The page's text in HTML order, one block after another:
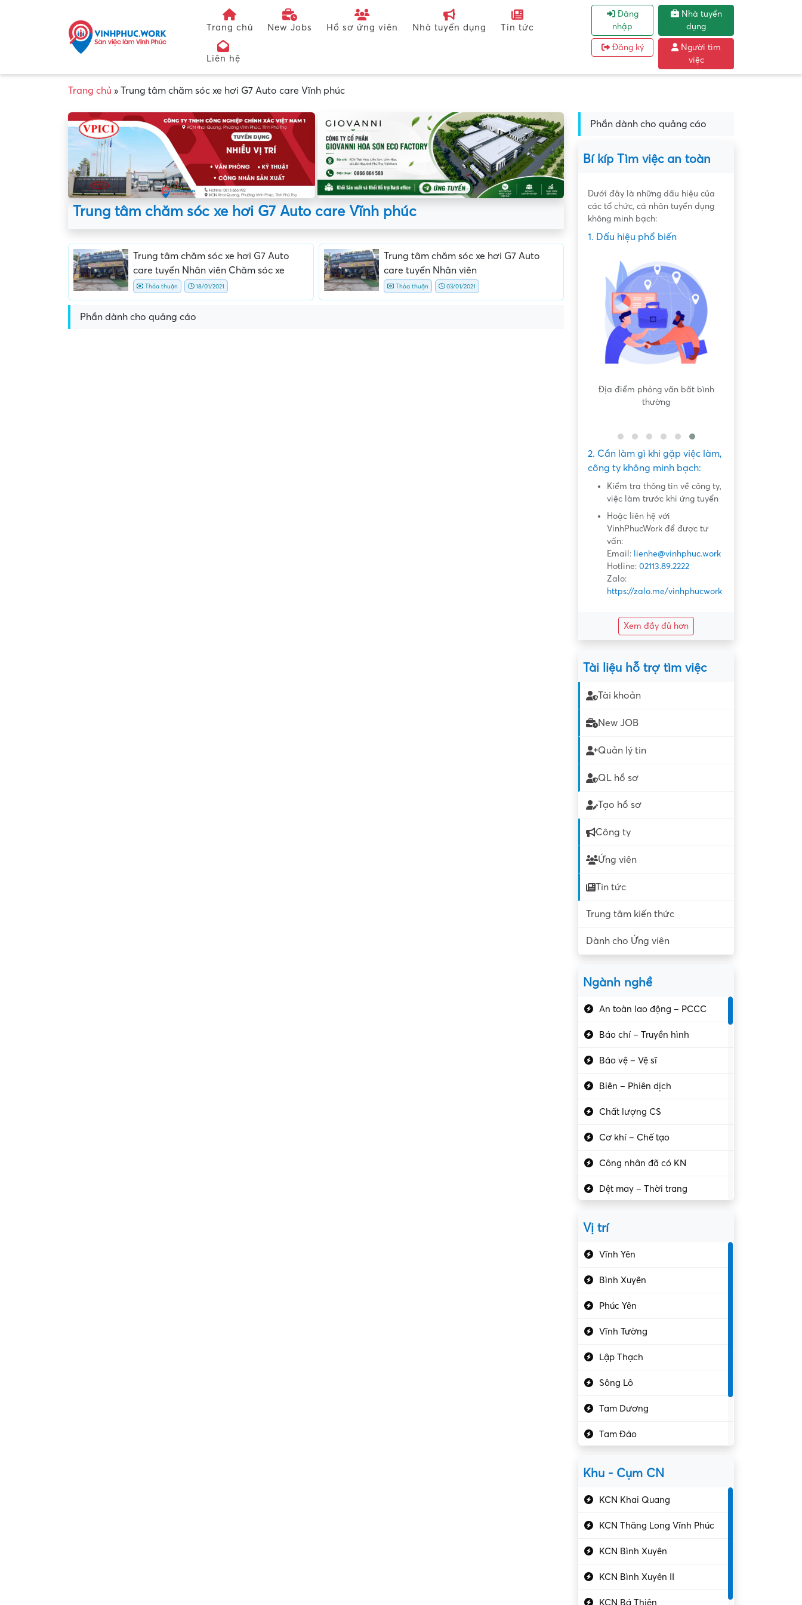
Trang chủ New Jobs Hồ sơ ứng viên Nhà tuyển dụng Tin tức
Liên hệ
Đăng
nhập
Đăng ký
Nhà tuyển
dụng
Người tìm
việc
Trang chủ » Trung tâm chăm sóc xe hơi G7 Auto care Vĩnh phúc
Trung tâm chăm sóc xe hơi G7 Auto care Vĩnh phúc
Trung tâm chăm sóc xe hơi G7 Auto
care tuyển Nhân viên Chăm sóc xe
Thỏa thuận 18/01/2021
Trung tâm chăm sóc xe hơi G7 Auto
care tuyển Nhân viên
Thỏa thuận 03/01/2021
Phần dành cho quảng cáo
Phần dành cho quảng cáo
Bí kíp Tìm việc an toàn
Dưới đây là những dấu hiệu của
các tổ chức, cá nhân tuyển dụng
không minh bạch:
1. Dấu hiệu phổ biến
Nội dung mô tả công việc sơ sài,
không đồng nhất với công việc
2. Cần làm gì khi gặp việc làm,
công ty không minh bạch:
Kiểm tra thông tin về công ty,
việc làm trước khi ứng tuyển
Hoặc liên hệ với
VinhPhucWork để được tư
vấn:
Email: lienhe@vinhphuc.work
Hotline: 02113.89.2222
Zalo:
https://zalo.me/vinhphucwork
Xem đầy đủ hơn
Tài liệu hỗ trợ tìm việc
Tài khoản
New JOB
Quản lý tin
QL hồ sơ
Tạo hồ sơ
Công ty
Ứng viên
Tin tức
Trung tâm kiến thức
Dành cho Ứng viên
Ngành nghề
An toàn lao động – PCCC
Báo chí – Truyền hình
Bảo vệ – Vệ sĩ
Biên – Phiên dịch
Chất lượng CS
Cơ khí – Chế tạo
Công nhân đã có KN
Dệt may – Thời trang
Kiểm soát chất lượng
Kỹ sư cơ khí
Kỹ sư điện
Kỹ thuật cao
Kỹ thuật mạng – IT
Làm bán thời gian
Lao động phổ thông
Vị trí
Vĩnh Yên
Bình Xuyên
Phúc Yên
Vĩnh Tường
Lập Thạch
Sông Lô
Tam Dương
Tam Đảo
Khu - Cụm CN
KCN Khai Quang
KCN Thăng Long Vĩnh Phúc
KCN Bình Xuyên
KCN Bình Xuyên II
KCN Bá Thiện